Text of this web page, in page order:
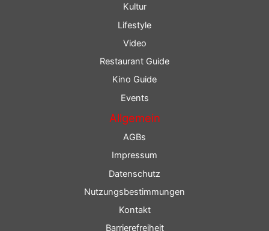
Kultur
Lifestyle
Video
Restaurant Guide
Kino Guide
Events
Allgemein
AGBs
Impressum
Datenschutz
Nutzungsbestimmungen
Kontakt
Barrierefreiheit